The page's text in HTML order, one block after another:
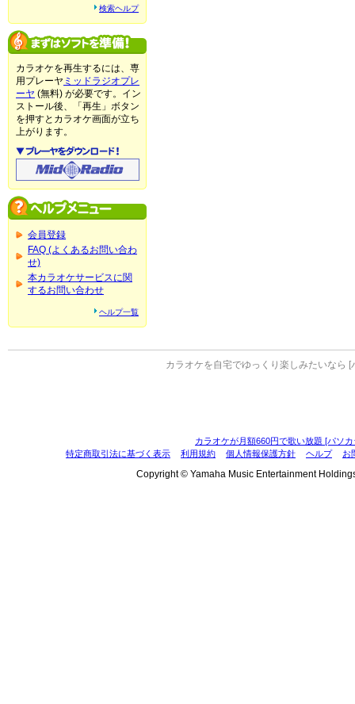
検索ヘルプ
カラオケを再生するには、専
用プレーヤ ミッドラジオプレ
ーヤ (無料) が必要です。イン
ストール後、「再生」ボタン
を押すとカラオケ画面が立ち
上がります。
会員登録
FAQ (よくあるお問い合わ
せ)
本カラオケサービスに関
するお問い合わせ
ヘルプ一覧
カラオケを自宅でゆっくり楽しみたいなら [
カラオケが月額660円で歌い放題 [パソ
特定商取引法に基づく表示
利用規約 個人情報保護方針 ヘルプ お
Copyright © Yamaha Music Entertainment